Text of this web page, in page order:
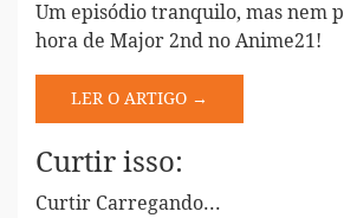
Um episódio tranquilo, mas nem
hora de Major 2nd no Anime21!
LER O ARTIGO →
Curtir isso:
Curtir Carregando...